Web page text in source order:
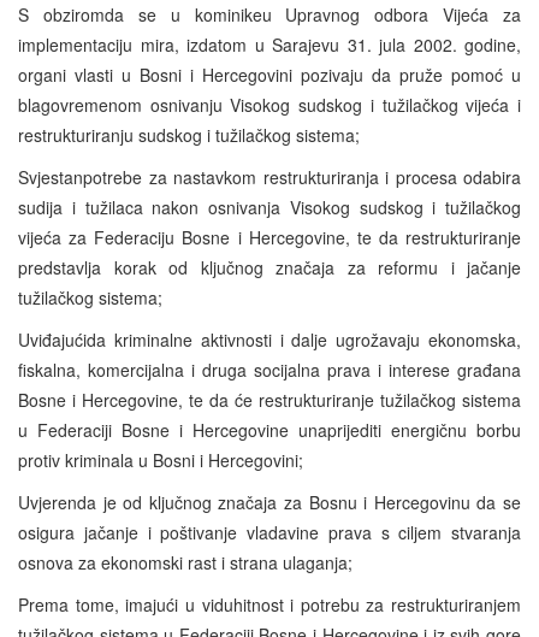
S obziromda se u kominikeu Upravnog odbora Vijeća za
implementaciju mira, izdatom u Sarajevu 31. jula 2002. godine,
organi vlasti u Bosni i Hercegovini pozivaju da pruže pomoć u
blagovremenom osnivanju Visokog sudskog i tužilačkog vijeća i
restrukturiranju sudskog i tužilačkog sistema;
Svjestanpotrebe za nastavkom restrukturiranja i procesa odabira
sudija i tužilaca nakon osnivanja Visokog sudskog i tužilačkog
vijeća za Federaciju Bosne i Hercegovine, te da restrukturiranje
predstavlja korak od ključnog značaja za reformu i jačanje
tužilačkog sistema;
Uviđajućida kriminalne aktivnosti i dalje ugrožavaju ekonomska,
fiskalna, komercijalna i druga socijalna prava i interese građana
Bosne i Hercegovine, te da će restrukturiranje tužilačkog sistema
u Federaciji Bosne i Hercegovine unaprijediti energičnu borbu
protiv kriminala u Bosni i Hercegovini;
Uvjerenda je od ključnog značaja za Bosnu i Hercegovinu da se
osigura jačanje i poštivanje vladavine prava s ciljem stvaranja
osnova za ekonomski rast i strana ulaganja;
Prema tome, imajući u viduhitnost i potrebu za restrukturiranjem